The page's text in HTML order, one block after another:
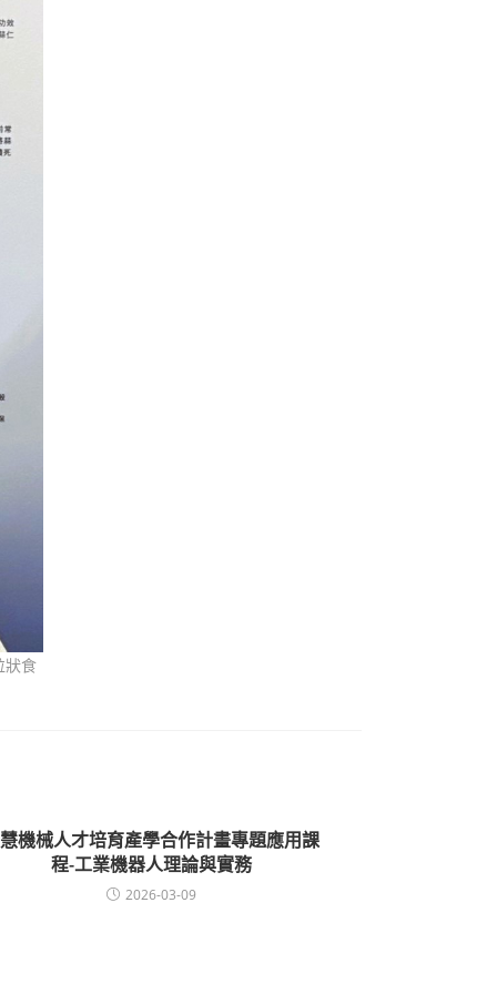
狀食
機械人才培育產學合作計畫專題應用課
程-工業機器人理論與實務
2026-03-09